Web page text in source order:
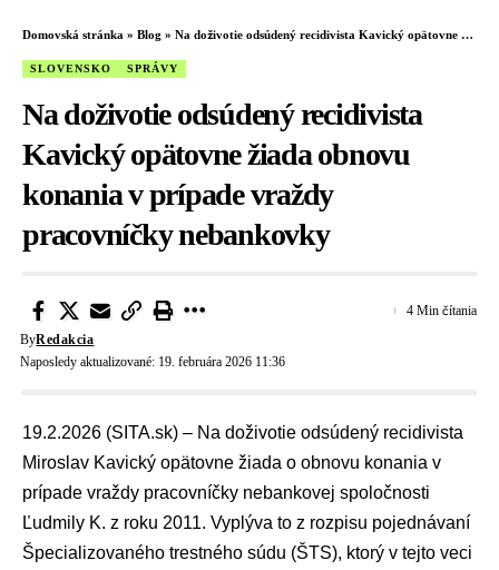
Domovská stránka » Blog » Na doživotie odsúdený recidivista Kavický opätovne žiada obnovu konania v prípade vraždy pracovníčky nebankovky
SLOVENSKO SPRÁVY
Na doživotie odsúdený recidivista
Kavický opätovne žiada obnovu
konania v prípade vraždy
pracovníčky nebankovky
Naposledy aktualizované: 19. februára 2026 11:36
ByRedakcia
4 Min čítania
19.2.2026 (SITA.sk) – Na doživotie odsúdený recidivista
Miroslav Kavický opätovne žiada o obnovu konania v
prípade vraždy pracovníčky nebankovej spoločnosti
Ľudmily K. z roku 2011. Vyplýva to z rozpisu pojednávaní
Špecializovaného trestného súdu (ŠTS), ktorý v tejto veci